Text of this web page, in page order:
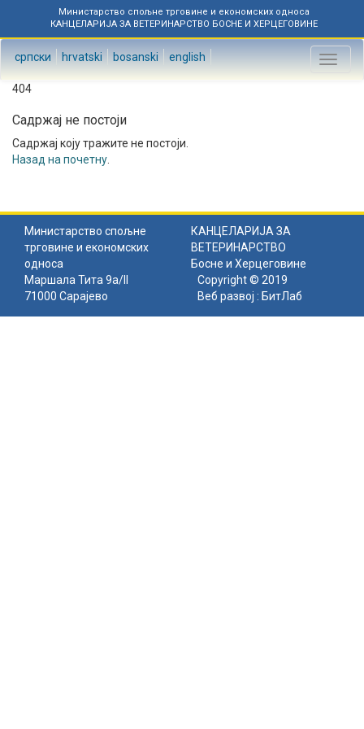
Министарство спољне трговине и економских односа
КАНЦЕЛАРИЈА ЗА ВЕТЕРИНАРСТВО БОСНЕ И ХЕРЦЕГОВИНЕ
српски hrvatski bosanski english
Toggle
404
Садржај не постоји
Садржај коју тражите не постоји.
Назад на почетну
Министарство спољне
трговине и економских
односа
КАНЦЕЛАРИЈА ЗА
ВЕТЕРИНАРСТВО
Босне и Херцеговине
Маршала Тита 9а/II
71000 Сарајево
Copyright © 2019
Веб развој : БитЛаб